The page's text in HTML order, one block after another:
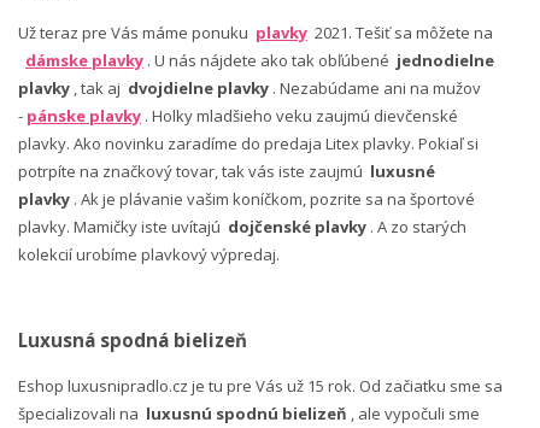
Už teraz pre Vás máme ponuku plavky 2021. Tešiť sa môžete na
dámske plavky . U nás nájdete ako tak obľúbené jednodielne
plavky , tak aj dvojdielne plavky . Nezabúdame ani na mužov
- pánske plavky . Holky mladšieho veku zaujmú dievčenské
plavky. Ako novinku zaradíme do predaja Litex plavky. Pokiaľ si
potrpíte na značkový tovar, tak vás iste zaujmú luxusné
plavky . Ak je plávanie vašim koníčkom, pozrite sa na športové
plavky. Mamičky iste uvítajú dojčenské plavky . A zo starých
kolekcií urobíme plavkový výpredaj.
Luxusná spodná bielizeň
Eshop luxusnipradlo.cz je tu pre Vás už 15 rok. Od začiatku sme sa
špecializovali na luxusnú spodnú bielizeň , ale vypočuli sme